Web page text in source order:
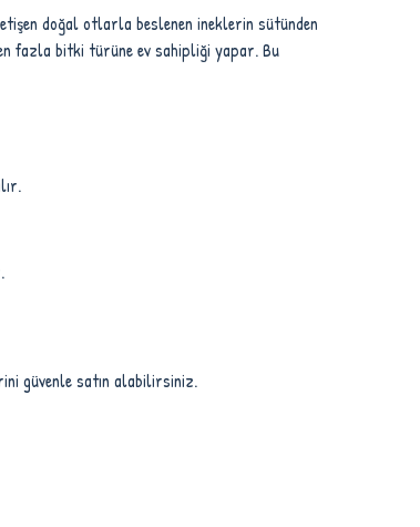
doğal otlarla beslenen ineklerin sütünden
fazla bitki türüne ev sahipliği yapar. Bu
güvenle satın alabilirsiniz.